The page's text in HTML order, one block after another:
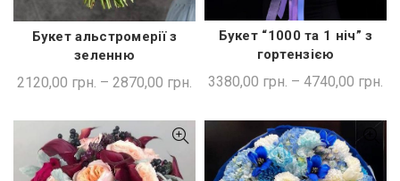
ШВИДКА ПОКУПКА
Букет альстромерії з
зеленню
2120,00 грн. – 2870,00 грн.
ШВИДКА ПОКУПКА
Букет “1000 та 1 ніч” з
гортензією
3380,00 грн. – 4740,00 грн.